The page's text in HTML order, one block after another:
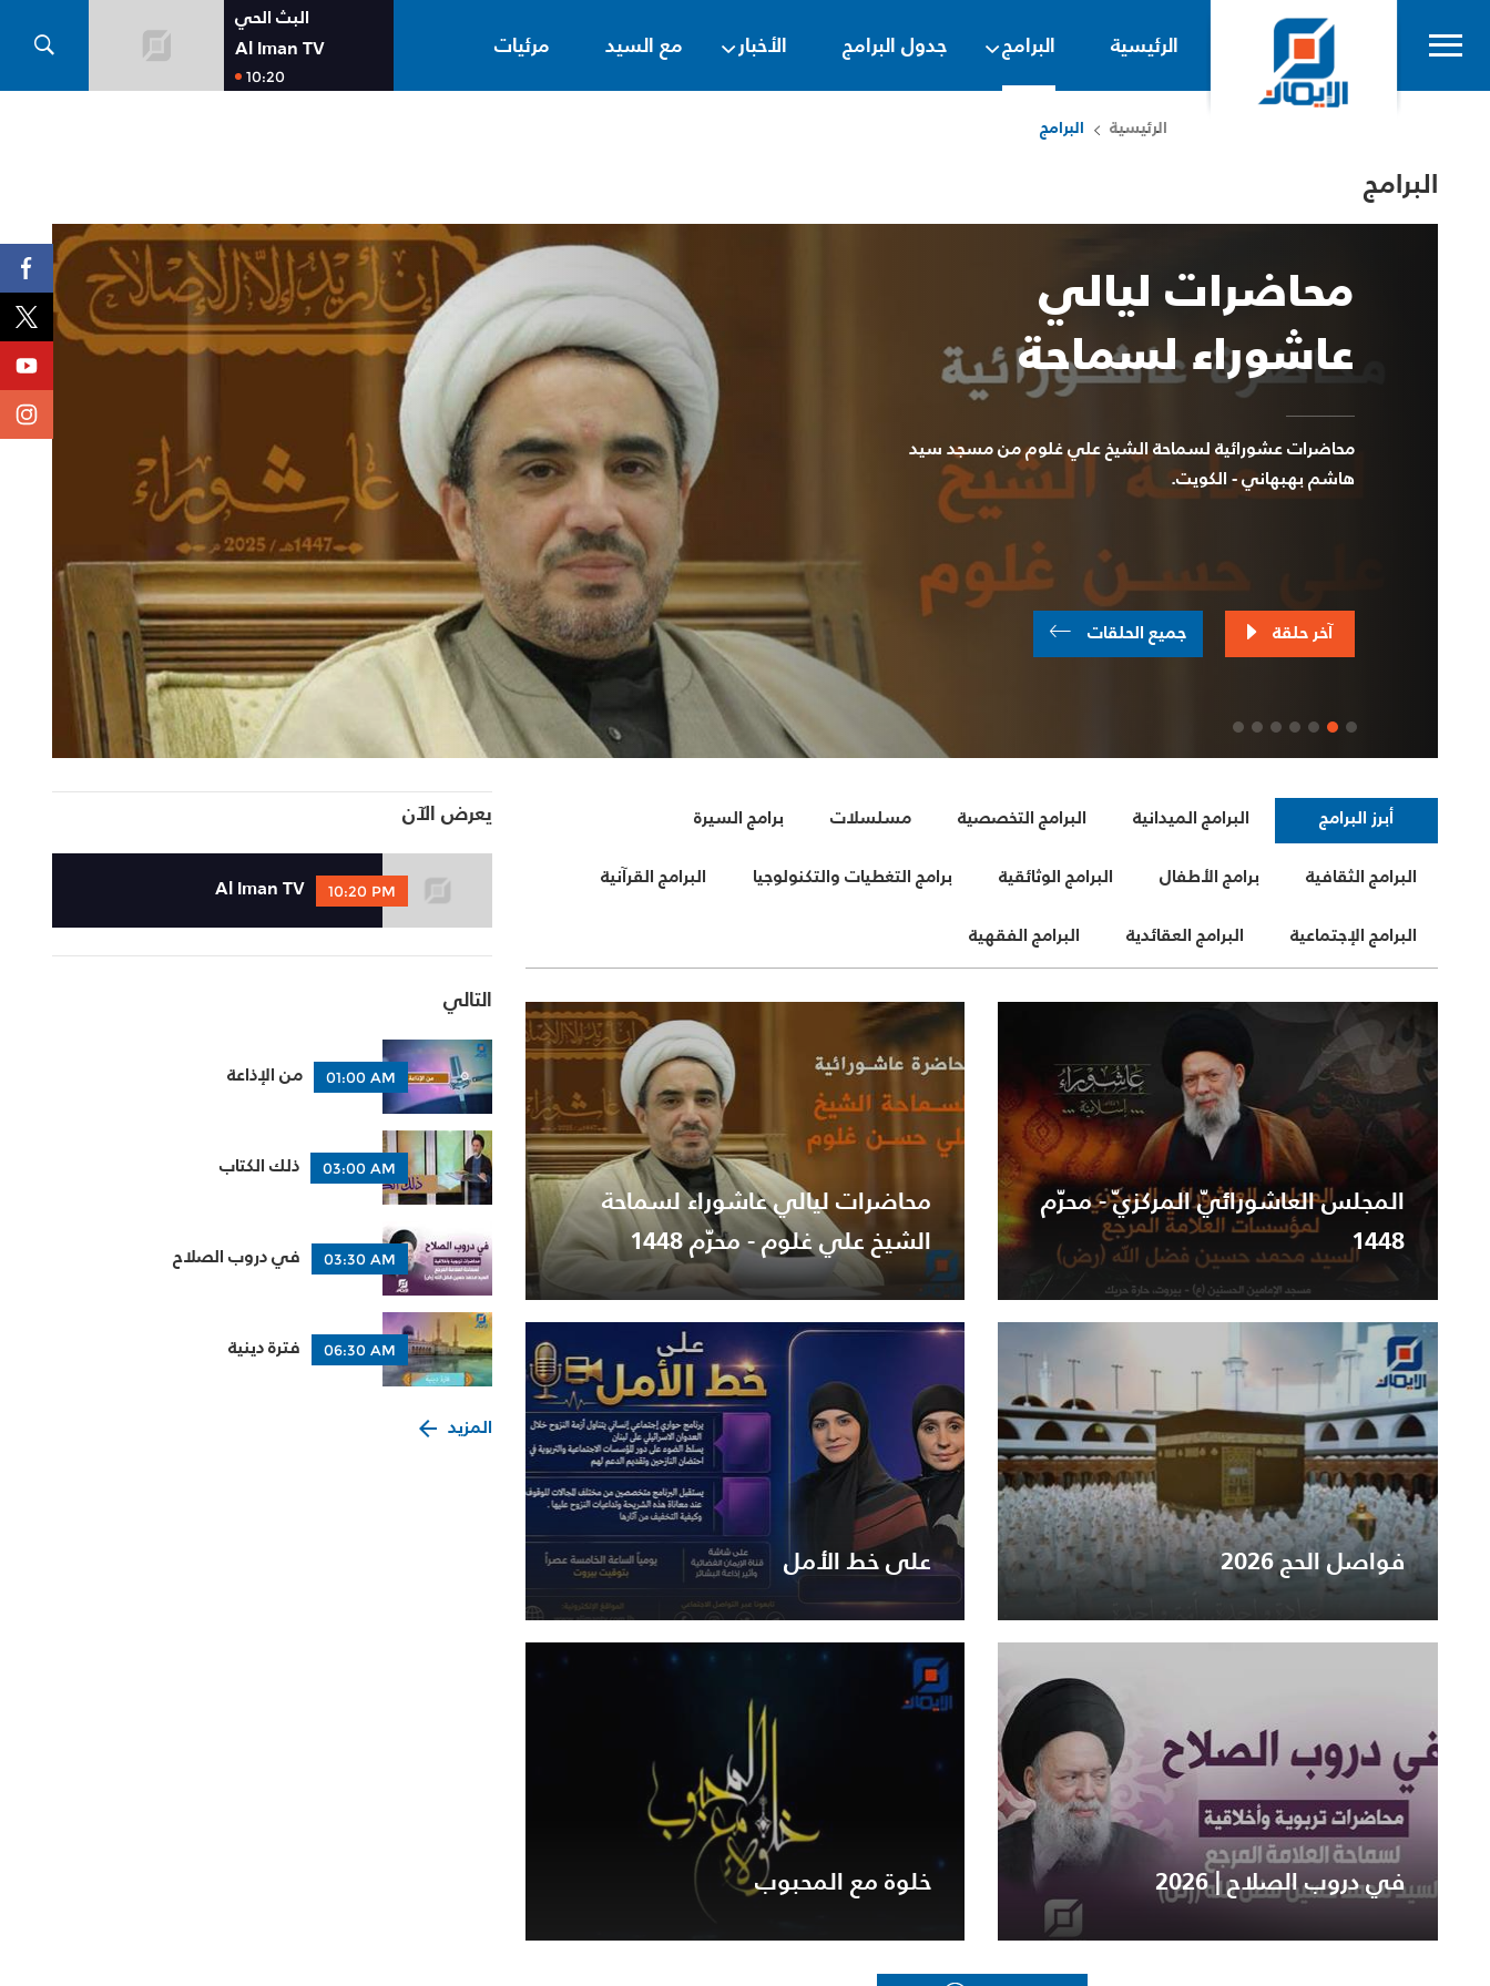
الرئيسية البرامج جدول البرامج الأخبار مع السيد مرئيات
البث الحي
Al Iman TV
10:20
الرئيسية البرامج
البرامج
فواصل الحج 2026
فواصل دينية بمناسبة الحج
آخر حلقة جميع الحلقات
أبرز البرامج البرامج الميدانية البرامج التخصصية مسلسلات برامج السيرة
البرامج الثقافية برامج الأطفال البرامج الوثائقية برامج التغطيات والتكنولوجيا البرامج القرآنية
البرامج الإجتماعية البرامج العقائدية البرامج الفقهية
المجلس العاشورائيّ المركزيّ - محرّم
1448
محاضرات ليالي عاشوراء لسماحة
الشيخ علي غلوم - محرّم 1448
فواصل الحج 2026 على خط الأمل
في دروب الصلاح | 2026 خلوة مع المحبوب
يعرض الآن
10:20 PM
Al Iman TV
التالي
01:00 AM من الإذاعة
03:00 AM ذلك الكتاب
03:30 AM في دروب الصلاح
06:30 AM فترة دينية
المزيد